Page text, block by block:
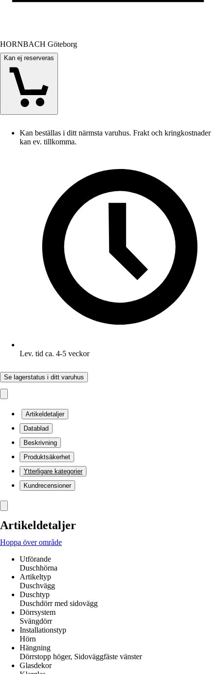
HORNBACH Göteborg
Kan ej reserveras
Kan beställas i ditt närmsta varuhus. Frakt och kringkostnader
kan ev. tillkomma.
Lev. tid ca. 4-5 veckor
Se lagerstatus i ditt varuhus
Artikeldetaljer
Datablad
Beskrivning
Produktsäkerhet
Ytterligare kategorier
Kundrecensioner
Artikeldetaljer
Hoppa över område
Utförande
Duschhörna
Artikeltyp
Duschvägg
Duschtyp
Duschdörr med sidovägg
Dörrsystem
Svängdörr
Installationstyp
Hörn
Hängning
Dörrstopp höger, Sidoväggfäste vänster
Glasdekor